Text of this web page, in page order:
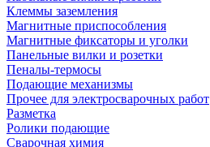
Клеммы заземления
Магнитные приспособления
Магнитные фиксаторы и уголки
Панельные вилки и розетки
Пеналы-термосы
Подающие механизмы
Прочее для электросварочных работ
Разметка
Ролики подающие
Сварочная химия